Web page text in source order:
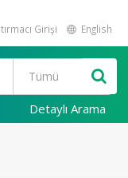
Girişi English
Detaylı Arama